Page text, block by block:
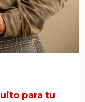
para tu